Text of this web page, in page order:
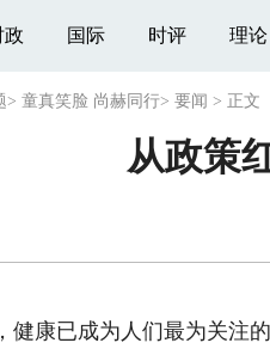
政 国际 时评 理论
> 童真笑脸 尚赫同行> 要闻 > 正文
从政策
康已成为人们最为关注的